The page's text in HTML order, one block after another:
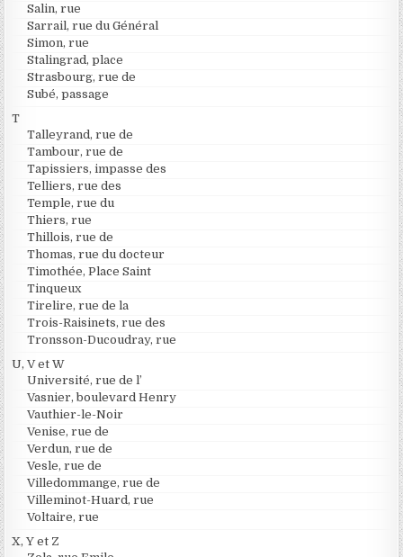
Salin, rue
Sarrail, rue du Général
Simon, rue
Stalingrad, place
Strasbourg, rue de
Subé, passage
T
Talleyrand, rue de
Tambour, rue de
Tapissiers, impasse des
Telliers, rue des
Temple, rue du
Thiers, rue
Thillois, rue de
Thomas, rue du docteur
Timothée, Place Saint
Tinqueux
Tirelire, rue de la
Trois-Raisinets, rue des
Tronsson-Ducoudray, rue
U, V et W
Université, rue de l’
Vasnier, boulevard Henry
Vauthier-le-Noir
Venise, rue de
Verdun, rue de
Vesle, rue de
Villedommange, rue de
Villeminot-Huard, rue
Voltaire, rue
X, Y et Z